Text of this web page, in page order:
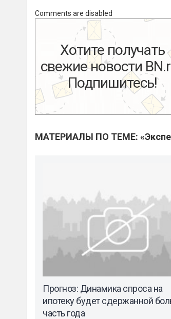
Comments are disabled
Хотите получать
свежие новости
Подпишитесь!
МАТЕРИАЛЫ ПО ТЕМЕ:
Прогноз: Динамика спроса на
ипотеку будет сдержанной
часть года